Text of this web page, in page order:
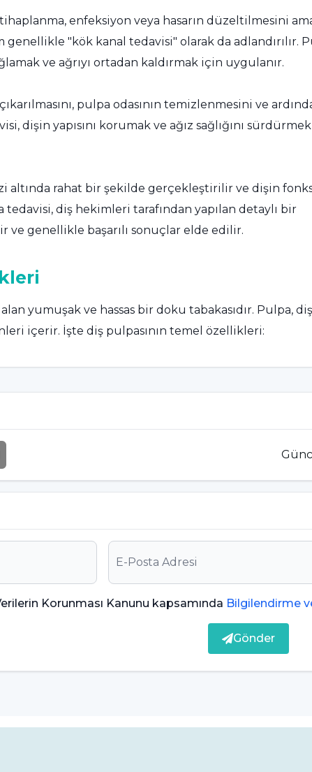
enfeksiyon veya hasarın düzeltilmesini
"kök kanal tedavisi" olarak da adlandırılır.
ve ağrıyı ortadan kaldırmak için uygulanır.
pulpa odasının temizlenmesini ve
dişin yapısını korumak ve ağız sağlığını
altında rahat bir şekilde gerçekleştirilir ve dişin
tedavisi, diş hekimleri tarafından yapılan detaylı bir
genellikle başarılı sonuçlar elde edilir.
yumuşak ve hassas bir doku tabakasıdır. Pulpa,
içerir. İşte diş pulpasının temel özellikleri:
sıcaklık ve basınç gibi dış etkenlere karşı tepki
yardımcı olur.
bulunur. Bu hücreler, dişin gelişiminden,
gelişim sürecinde mineralizasyonu sağlar. Bu, dişin sert
kendini gösterebilir. İşte diş pulpası
Korunması Kanunu kapsamında Bilgilendirme
Gönder